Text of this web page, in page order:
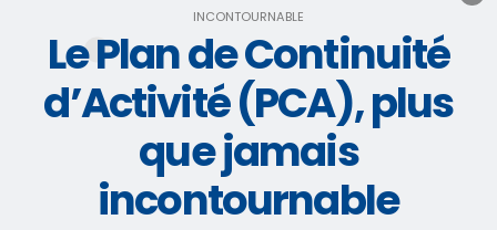
INCONTOURNABLE
Le Plan de Continuité
d’Activité (PCA), plus
que jamais
incontournable